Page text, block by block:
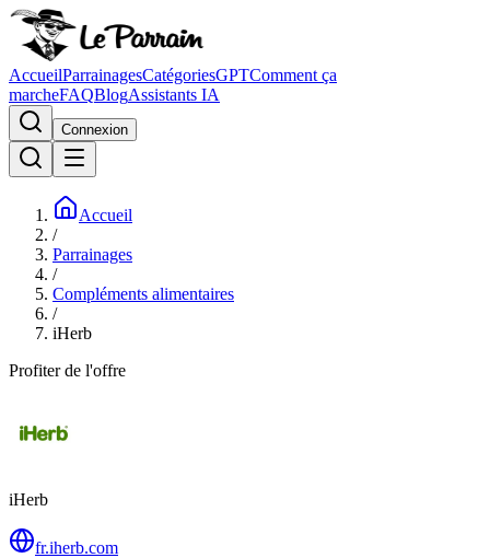
AccueilParrainagesCatégoriesGPTComment ça
marcheFAQBlogAssistants IA
Connexion
Accueil
/
Parrainages
/
Compléments alimentaires
/
iHerb
Profiter de l'offre
iHerb
fr.iherb.com